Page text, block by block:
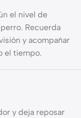
el nivel de
Recuerda
y acompañar
el tiempo.
y deja reposar